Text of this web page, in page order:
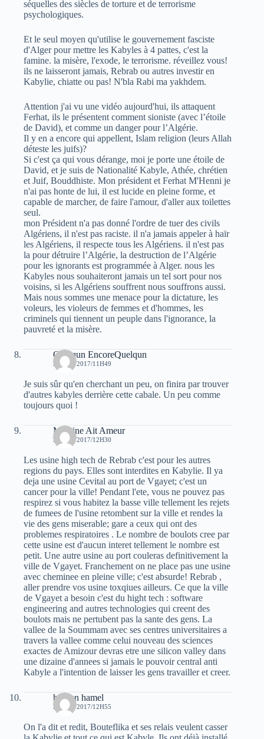
séquelles des siècles de torture et de terrorisme
psychologiques.
Et le seul moyen qu'utilise le gouvernement fasciste
d'Alger pour mettre les Kabyles à 4 pattes, c'est la
famine. la misère, l'exode, le terrorisme. réveillez vous!
ils ne laisseront jamais, Rebrab ou autres investir en
Kabylie, chiatte ou pas! N'bla Rabi ma yakhdem.
Attention j'ai vu une vidéo aujourd'hui, ils attaquent
Ferhat, ils le présentent comment sioniste (avec l’étoile
de David), et comme un danger pour l’Algérie.
Il y en a encore qui appellent, Islam religion (leurs Allah
déteste les juifs)?
Si c'est ça qui vous dérange, moi je porte une étoile de
David, et je suis de Nationalité Kabyle, Athée, chrétien
et Juif, Bouddhiste. Mon président et Ferhat M'Henni je
n'ai pas honte de lui, il est lucide en pleine forme, et
capable de marcher, de faire l'amour, d'aller aux toilettes
seul.
mon Président n'a pas donné l'ordre de tuer des civils
Algériens, il n'est pas raciste. il n'a jamais appeler à haïr
les Algériens, il respecte tous les Algériens. il n'est pas
la pour détruire l’Algérie, la destruction de l’Algérie
pour les ignorants est programmée à Alger. nous les
Kabyles nous souhaiteront jamais un tel sort pour nos
voisins, si les Algériens souffrent nous souffrons aussi.
Mais nous sommes une menace pour la dictature, les
voleurs, les violeurs de femmes et d'hommes, les
criminels qui tiennent un peuple dans l'ignorance, la
pauvreté et la misère.
Quelqun EncoreQuelqun
24 MAI 2017/11H49
Je suis sûr qu'en cherchant un peu, on finira par trouver
d'autres kabyles derrière cette cabale. Un peu comme
toujours quoi !
Massine Ait Ameur
24 MAI 2017/12H30
Les usine high tech de Rebrab c'est pour les autres
regions du pays. Elles sont interdites en Kabylie. Il ya
deja une usine Cevital au port de Vgayet; c'est un
cancer pour la ville! Pendant l'ete, vous ne pouvez pas
respirez si vous habitez la basse ville tellement les rejets
de fumees de l'usine retombent sur la ville et rendes la
vie des gens miserable; gare a ceux qui ont des
problemes respiratoires . Le nombre de boulots cree par
cette usine est d'aucun interet tellement le nombre est
petit. Une autre usine au port couleras definitivement la
ville de Vgayet. Franchement on ne place pas une usine
avec cheminee en pleine ville; c'est absurde! Rebrab ,
aller prendre vos usine toxqiues ailleurs. Ce que la ville
de Vgayet a besoin c'est du hight tech : software
engineering and autres technologies qui creent des
boulots mais ne pertubent pas la sante des gens. La
vallee de la Soummam avec ses centres universitaires a
travers la vallee comme celui nouveau des sciences
exactes de Amizour devras etre une silicon valley dans
une dizaine d'annees si jamais le pouvoir central anti
Kabyle a l'intention de laisser les gens travailler et creer.
haroun hamel
24 MAI 2017/12H55
On l'a dit et redit, Bouteflika et ses relais veulent casser